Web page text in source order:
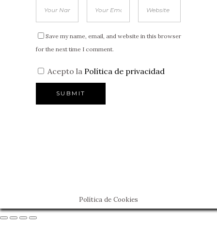
Save my name, email, and website in this browser
for the next time I comment.
Acepto la Política de privacidad
Política de Cookies